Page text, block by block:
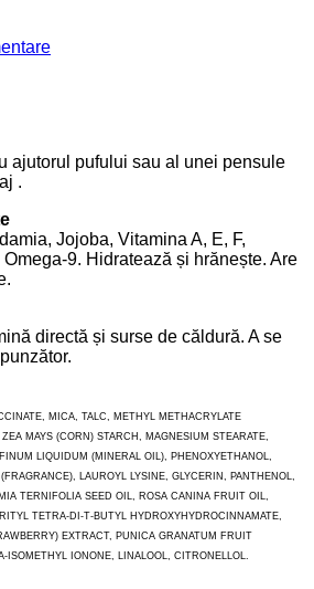
ajutorul pufului sau al unei pensule
.
Jojoba, Vitamina A, E, F,
9. Hidratează și hrănește. Are
directă și surse de căldură. A se
MICA, TALC, METHYL METHACRYLATE
MAYS (CORN) STARCH, MAGNESIUM STEARATE,
LIQUIDUM (MINERAL OIL), PHENOXYETHANOL,
LAUROYL LYSINE, GLYCERIN, PANTHENOL,
TERNIFOLIA SEED OIL, ROSA CANINA FRUIT OIL,
TETRA-DI-T-BUTYL HYDROXYHYDROCINNAMATE,
EXTRACT, PUNICA GRANATUM FRUIT
ISOMETHYL IONONE, LINALOOL, CITRONELLOL.